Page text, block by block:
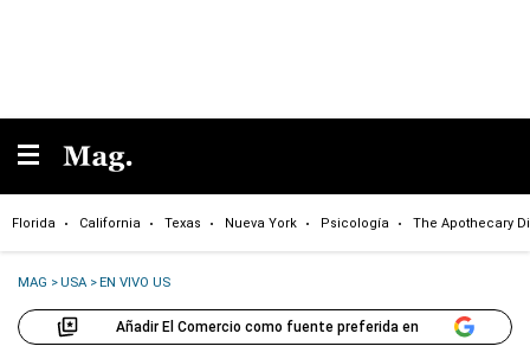
Florida California Texas Nueva York Psicología The Apothecary
MAG >USA >EN VIVO US
Añadir El Comercio como fuente preferida en